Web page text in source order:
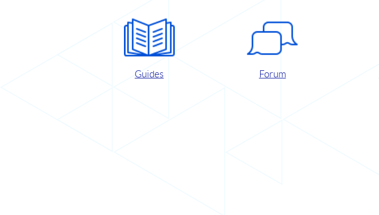
Guides Forum